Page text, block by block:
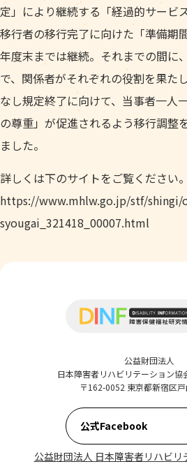
定」により継続する「経過的サービ
移行者の移行完了に向けた「準備期
年度末までは継続。それまでの間に
で、関係者がそれぞれの役割を果た
なし規定終了に向けて、当事者一人
の尊重」が促進されるよう移行調整
ました。
詳しくは下のサイトをご覧ください
https://www.mhlw.go.jp/stf/shingi/
syougai_321418_00007.html
公益財団法人
日本障害者リハビリテーション
〒162-0052 東京都新宿区
公式Facebook
公益財団法人 日本障害者リハビリ